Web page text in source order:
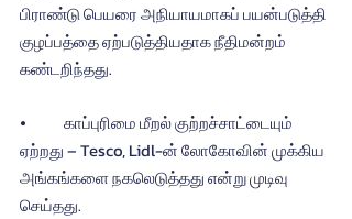
பிராண்டு பெயரை அநியாயமாகப் பயன்படுத்தி
குழப்பத்தை ஏற்படுத்தியதாக நீதிமன்றம்
கண்டறிந்தது.
⦁	காப்புரிமை மீறல் குற்றச்சாட்டையும்
ஏற்றது – Tesco, Lidl-ன் லோகோவின் முக்கிய
அங்கங்களை நகலெடுத்தது என்று முடிவு
செய்தது.